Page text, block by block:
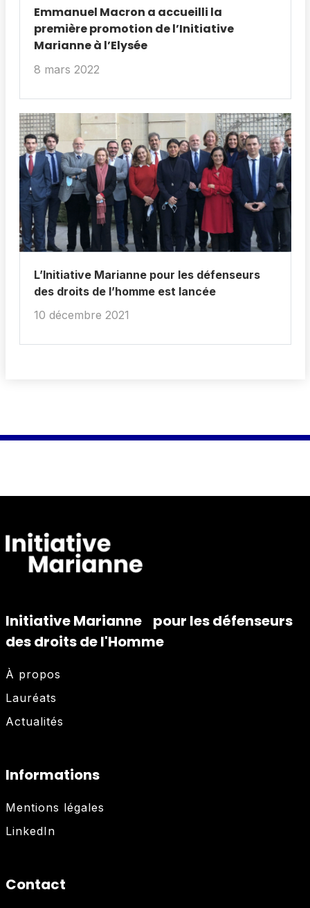
Emmanuel Macron a accueilli la
première promotion de l’Initiative
Marianne à l’Elysée
8 mars 2022
L’Initiative Marianne pour les défenseurs
des droits de l’homme est lancée
10 décembre 2021
Initiative Marianne pour les défenseurs
des droits de l'Homme
À propos
Lauréats
Actualités
Informations
Mentions légales
LinkedIn
Contact